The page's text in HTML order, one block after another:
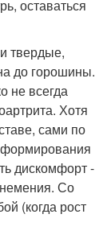
оставаться
твердые,
до горошины.
не всегда
Хотя
сами по
формирования
дискомфорт -
Со
(когда рост